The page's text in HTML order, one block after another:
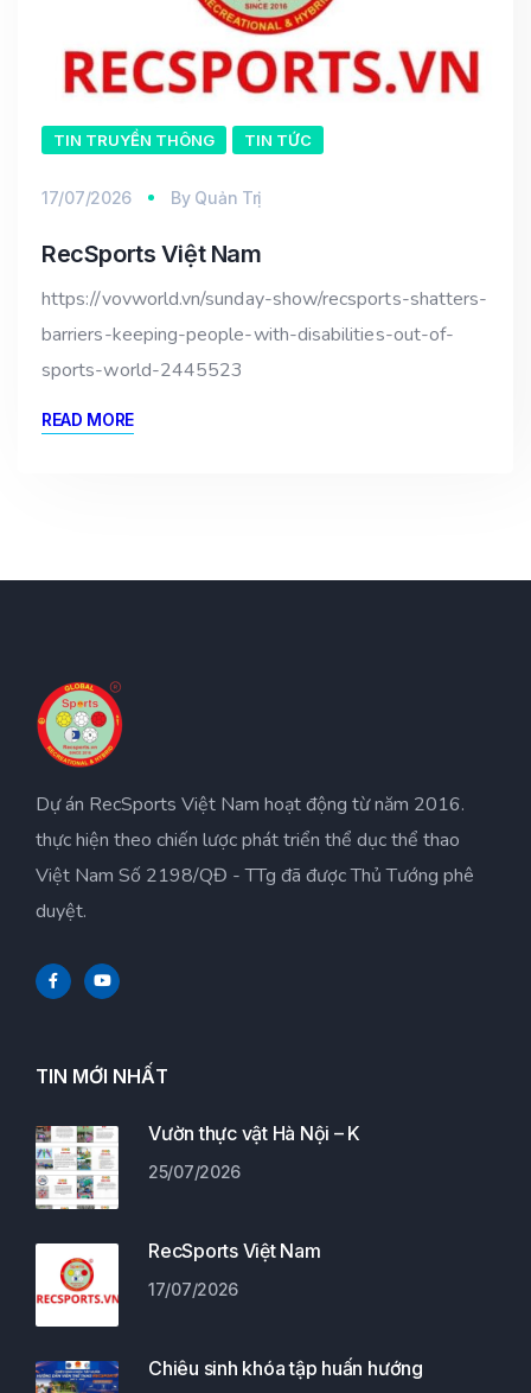
TIN TRUYỀN THÔNG TIN TỨC
17/07/2026 By Quản Trị
RecSports Việt Nam
https://vovworld.vn/sunday-show/recsports-shatters-
barriers-keeping-people-with-disabilities-out-of-
sports-world-2445523
READ MORE
Dự án RecSports Việt Nam hoạt động từ năm 2016.
thực hiện theo chiến lược phát triển thể dục thể thao
Việt Nam Số 2198/QĐ - TTg đã được Thủ Tướng phê
duyệt.
TIN MỚI NHẤT
Vườn thực vật Hà Nội – K
25/07/2026
RecSports Việt Nam
17/07/2026
Chiêu sinh khóa tập huấn hướng